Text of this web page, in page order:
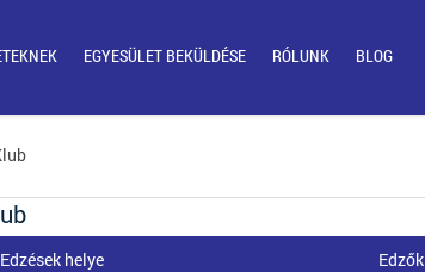
EGYESÜLET BEKÜLDÉSE RÓLUNK BLOG
Edzések helye Edzők